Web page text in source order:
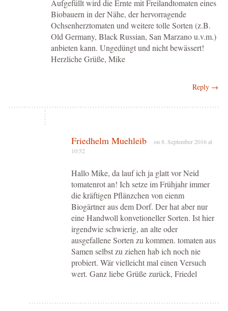
Aufgefüllt wird die Ernte mit Freilandtomaten eines
Biobauern in der Nähe, der hervorragende
Ochsenherztomaten und weitere tolle Sorten (z.B.
Old Germany, Black Russian, San Marzano u.v.m.)
anbieten kann. Ungedüngt und nicht bewässert!
Herzliche Grüße, Mike
Reply →
Friedhelm Muehleib
on 8. September 2016 at
10:52
Hallo Mike, da lauf ich ja glatt vor Neid
tomatenrot an! Ich setze im Frühjahr immer
die kräftigen Pflänzchen von eienm
Biogärtner aus dem Dorf. Der hat aber nur
eine Handwoll konvetioneller Sorten. Ist hier
irgendwie schwierig, an alte oder
ausgefallene Sorten zu kommen. tomaten aus
Samen selbst zu ziehen hab ich noch nie
probiert. Wär vielleicht mal einen Versuch
wert. Ganz liebe Grüße zurück, Friedel